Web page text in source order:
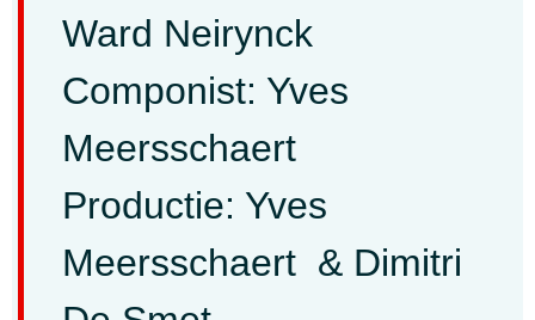
Ward Neirynck
Componist: Yves
Meersschaert
Productie: Yves
Meersschaert & Dimitri